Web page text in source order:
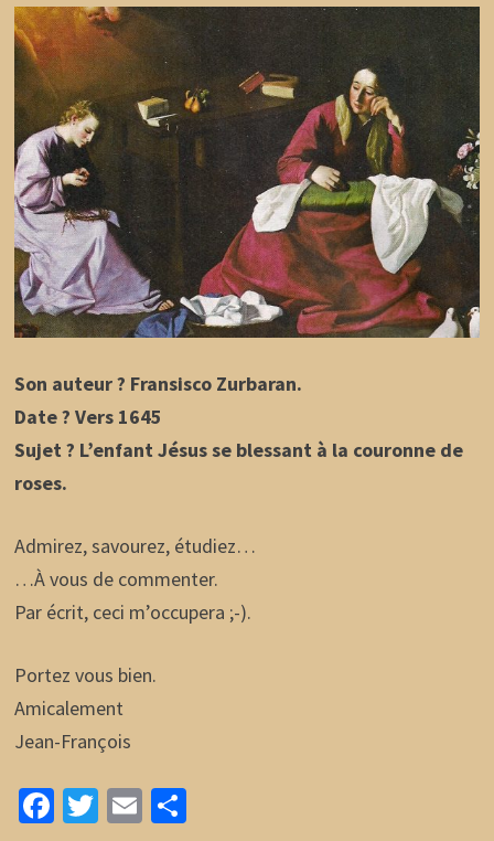
Son auteur ? Fransisco Zurbaran.
Date ? Vers 1645
Sujet ? L’enfant Jésus se blessant à la couronne de
roses.
Admirez, savourez, étudiez…
…À vous de commenter.
Par écrit, ceci m’occupera ;-).
Portez vous bien.
Amicalement
Jean-François
Fa T E P